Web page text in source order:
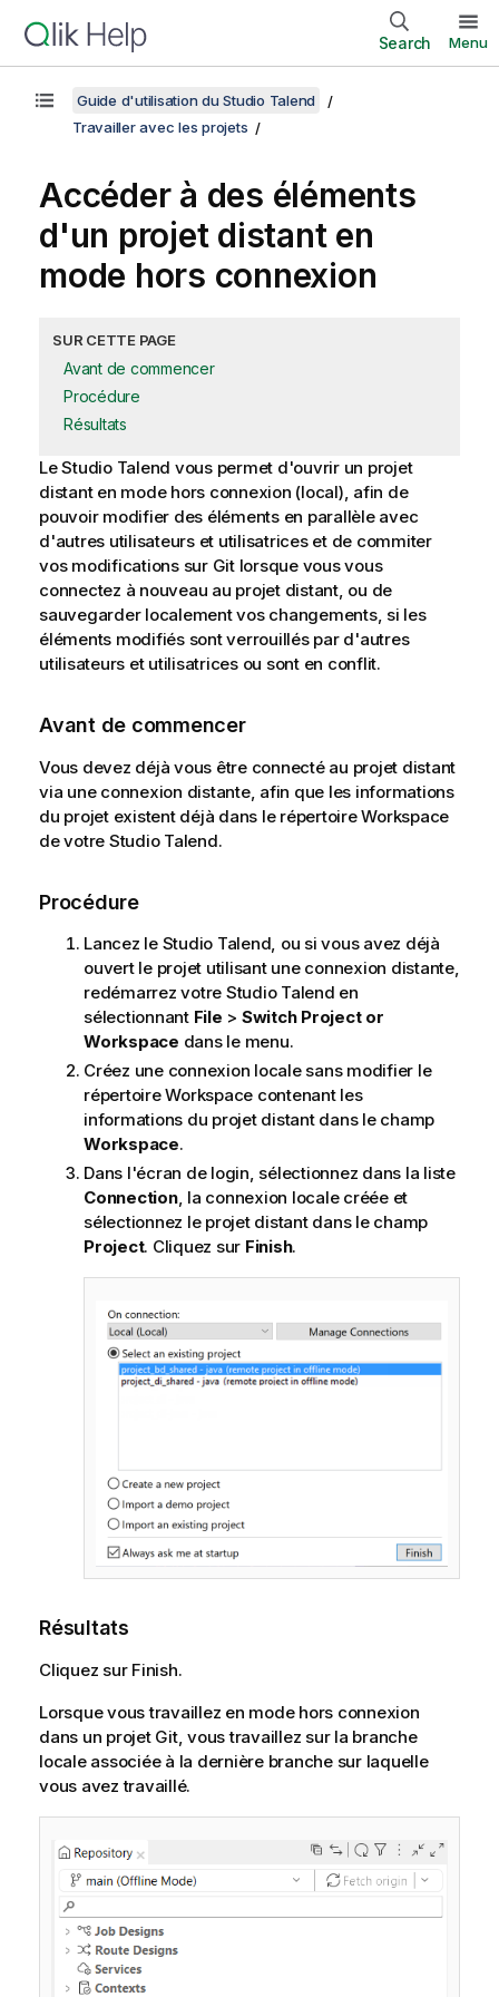
Search Menu
Guide d'utilisation du Studio Talend
Travailler avec les projets
Accéder à des éléments
d'un projet distant en
mode hors connexion
SUR CETTE PAGE
Avant de commencer
Procédure
Résultats
LeStudio Talend vous permet d'ouvrir un projet
distant en mode hors connexion (local), afin de
pouvoir modifier des éléments en parallèle avec
d'autres utilisateurs et utilisatrices et de commiter
vos modifications sur Git lorsque vous vous
connectez à nouveau au projet distant, ou de
sauvegarder localement vos changements, si les
éléments modifiés sont verrouillés par d'autres
utilisateurs et utilisatrices ou sont en conflit.
Avant de commencer
Vous devez déjà vous être connecté au projet distant
via une connexion distante, afin que les informations
du projet existent déjà dans le répertoire Workspace
de votre Studio Talend.
Procédure
Lancez le Studio Talend, ou si vous avez déjà
ouvert le projet utilisant une connexion distante,
redémarrez votre Studio Talend en
sélectionnant File > Switch Project or
Workspace dans le menu.
Créez une connexion locale sans modifier le
répertoire Workspace contenant les
informations du projet distant dans le champ
Workspace.
Dans l'écran de login, sélectionnez dans la liste
Connection, la connexion locale créée et
sélectionnez le projet distant dans le champ
Project. Cliquez sur Finish.
Résultats
Cliquez sur Finish.
Lorsque vous travaillez en mode hors connexion
dans un projet Git, vous travaillez sur la branche
locale associée à la dernière branche sur laquelle
vous avez travaillé.